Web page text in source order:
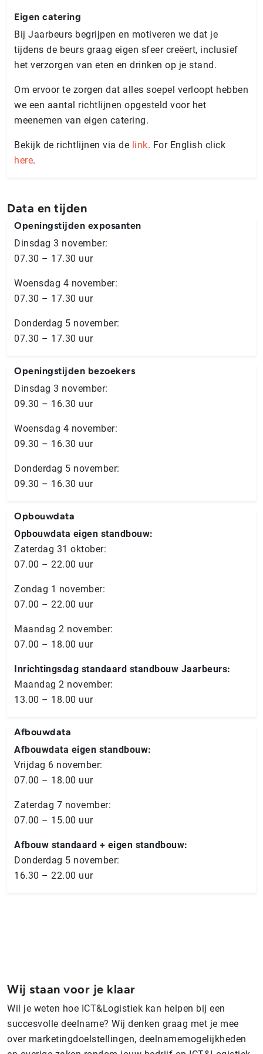
Eigen catering
Bij Jaarbeurs begrijpen en motiveren we dat je
tijdens de beurs graag eigen sfeer creëert, inclusief
het verzorgen van eten en drinken op je stand.
Om ervoor te zorgen dat alles soepel verloopt hebben
we een aantal richtlijnen opgesteld voor het
meenemen van eigen catering.
Bekijk de richtlijnen via de link. For English click
here.
Data en tijden
Openingstijden exposanten
Dinsdag 3 november:
07.30 – 17.30 uur
Woensdag 4 november:
07.30 – 17.30 uur
Donderdag 5 november:
07.30 – 17.30 uur
Openingstijden bezoekers
Dinsdag 3 november:
09.30 – 16.30 uur
Woensdag 4 november:
09.30 – 16.30 uur
Donderdag 5 november:
09.30 – 16.30 uur
Opbouwdata
Opbouwdata eigen standbouw:
Zaterdag 31 oktober:
07.00 – 22.00 uur
Zondag 1 november:
07.00 – 22.00 uur
Maandag 2 november:
07.00 – 18.00 uur
Inrichtingsdag standaard standbouw Jaarbeurs:
Maandag 2 november:
13.00 – 18.00 uur
Afbouwdata
Afbouwdata eigen standbouw:
Vrijdag 6 november:
07.00 – 18.00 uur
Zaterdag 7 november:
07.00 – 15.00 uur
Afbouw standaard + eigen standbouw:
Donderdag 5 november:
16.30 – 22.00 uur
Wij staan voor je klaar
Wil je weten hoe ICT&Logistiek kan helpen bij een
succesvolle deelname? Wij denken graag met je mee
over marketingdoelstellingen, deelnamemogelijkheden